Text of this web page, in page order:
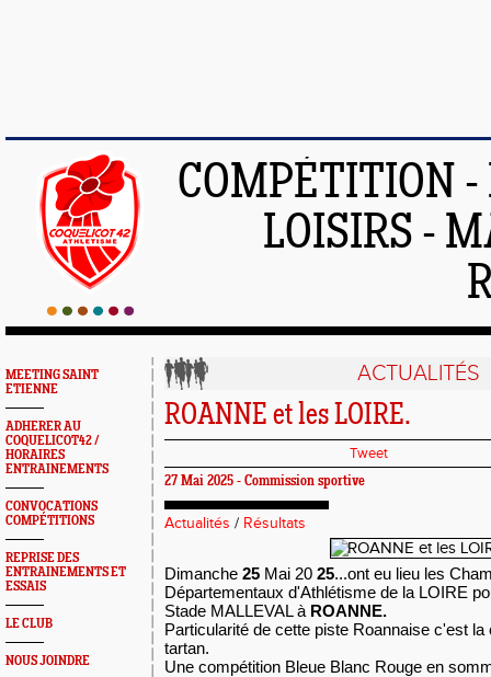
COMPÉTITION -
LOISIRS -
MEETING SAINT
ETIENNE
ADHERER AU
COQUELICOT42 /
HORAIRES
ENTRAINEMENTS
CONVOCATIONS
COMPÉTITIONS
REPRISE DES
ENTRAINEMENTS ET
ESSAIS
LE CLUB
NOUS JOINDRE
ACTUALITÉS
ROANNE et les LOIRE.
Tweet
27 Mai 2025 - Commission sportive
Actualités / Résultats
Dimanche 25 Mai 20 25...ont eu lieu les
Départementaux d'Athlétisme de la LOIRE
Stade MALLEVAL à ROANNE.
Particularité de cette piste Roannaise c'est la
tartan.
Une compétition Bleue Blanc Rouge en